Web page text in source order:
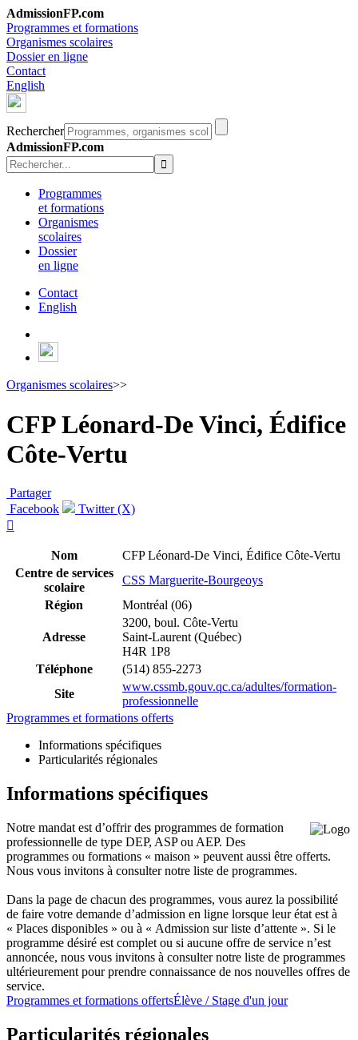
AdmissionFP.com
Programmes et formations
Organismes scolaires
Dossier en ligne
Contact
English
Rechercher
AdmissionFP.com
Programmes
et formations
Organismes
scolaires
Dossier
en ligne
Contact
English
Organismes scolaires>>
CFP Léonard-De Vinci, Édifice
Côte-Vertu
Partager
Facebook
Twitter (X)

Nom
CFP Léonard-De Vinci, Édifice Côte-Vertu
Centre de services
scolaire
CSS Marguerite-Bourgeoys
Région
Montréal (06)
Adresse
3200, boul. Côte-Vertu
Saint-Laurent (Québec)
H4R 1P8
Téléphone
(514) 855-2273
Site
www.cssmb.gouv.qc.ca/adultes/formation-
professionnelle
Programmes et formations offerts
Informations spécifiques
Particularités régionales
Informations spécifiques
Notre mandat est d’offrir des programmes de formation
professionnelle de type DEP, ASP ou AEP. Des
programmes ou formations « maison » peuvent aussi être offerts.
Nous vous invitons à consulter notre liste de programmes.
Dans la page de chacun des programmes, vous aurez la possibilité
de faire votre demande d’admission en ligne lorsque leur état est à
« Places disponibles » ou à « Admission sur liste d’attente ». Si le
programme désiré est complet ou si aucune offre de service n’est
annoncée, nous vous invitons à consulter notre liste de programmes
ultérieurement pour prendre connaissance de nos nouvelles offres de
service.
Programmes et formations offertsÉlève / Stage d'un jour
Particularités régionales